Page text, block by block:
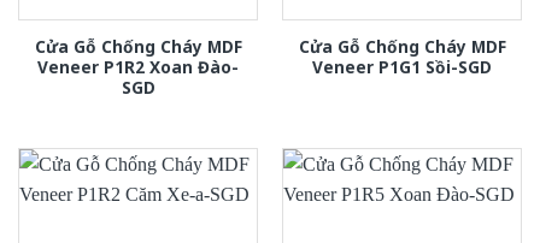
Cửa Gỗ Chống Cháy MDF
Veneer P1R2 Xoan Đào-
SGD
Cửa Gỗ Chống Cháy MDF
Veneer P1G1 Sồi-SGD